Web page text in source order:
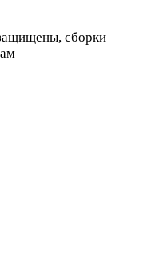
сборки